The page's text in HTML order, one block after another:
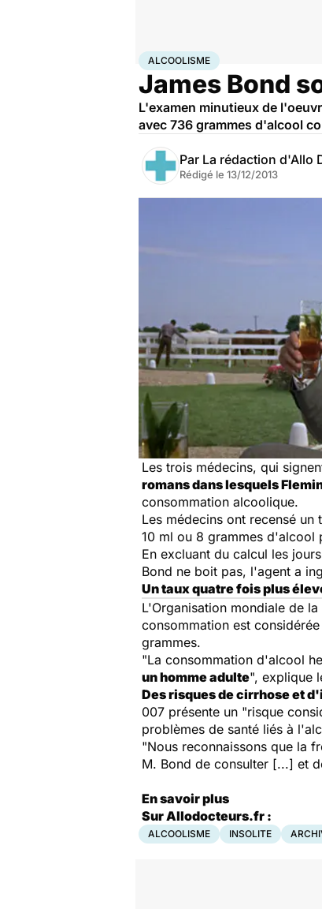
AccueilSantéAlcoolisme
ALCOOLISME
James Bond
L'examen minutieux de
avec 736 grammes d'alcool
Par La rédaction d'Allo
Rédigé le 13/12/2013
Les trois médecins, qui
romans dans lesquels
consommation alcoolique.
Les médecins ont recensé
10 ml ou 8 grammes d'alcool
En excluant du calcul les
Bond ne boit pas, l'agent a
Un taux quatre fois plus
L'Organisation mondiale de
consommation est
grammes.
"La consommation d'alcool
un homme adulte", explique
Des risques de cirrhose et
007 présente un "risque
problèmes de santé liés à
"Nous reconnaissons que la
M. Bond de consulter [...] et
En savoir plus
Sur Allodocteurs.fr :
ALCOOLISME INSOLITE